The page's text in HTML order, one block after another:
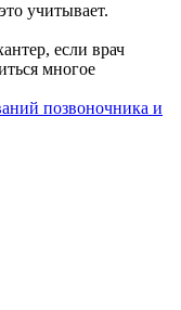
учитывает.
если врач
многое
позвоночника и